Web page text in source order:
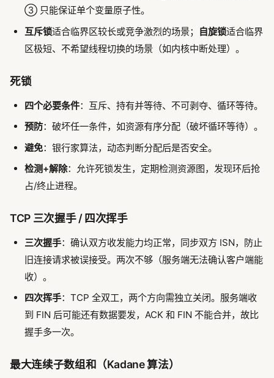
③ 只能保证单个变量原子性。
互斥锁适合临界区较长或竞争激烈的场景； 自旋锁适合临界
区极短、不希望线程切换的场景（如内核中断处理）。
死锁
四个必要条件：互斥、持有并等待、不可剥夺、循环等待。
预防：破坏任一条件，如资源有序分配（破坏循环等待）。
避免：银行家算法，动态判断分配后是否安全。
检测+解除：允许死锁发生，定期检测资源图，发现环后抢
占/终止进程。
TCP 三次握手 / 四次挥手
三次握手：确认双方收发能力均正常，同步双方 ISN，防止
旧连接请求被误接受。两次不够（服务端无法确认客户端能
收）。
四次挥手：TCP 全双工，两个方向需独立关闭。服务端收
到 FIN 后可能还有数据要发，ACK 和 FIN 不能合并，故比
握手多一次。
最大连续子数组和（Kadane 算法）